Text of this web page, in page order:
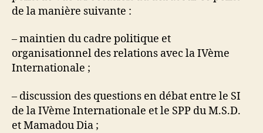
de la manière suivante :
– maintien du cadre politique et
organisationnel des relations avec la IVème
Internationale ;
– discussion des questions en débat entre le SI
de la IVème Internationale et le SPP du M.S.D.
et Mamadou Dia ;